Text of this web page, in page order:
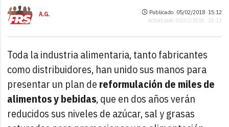
A.G. Publicado: 05/02/2018 ·15:12
Actualizado: 05/02/2018 · 15:12
Toda la industria alimentaria, tanto fabricantes
como distribuidores, han unido sus manos para
presentar un plan de reformulación de miles de
alimentos y bebidas, que en dos años verán
reducidos sus niveles de azúcar, sal y grasas